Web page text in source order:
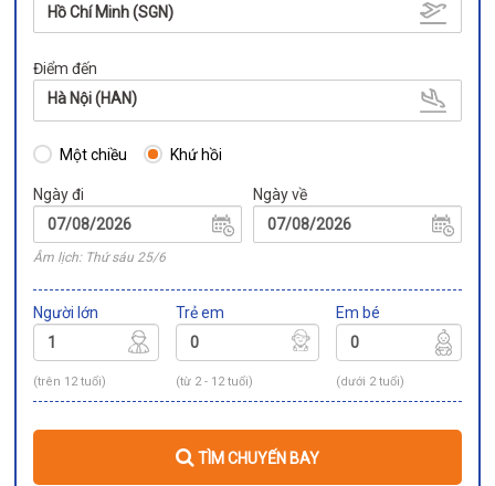
Hồ Chí Minh (SGN)
Điểm đến
Hà Nội (HAN)
Một chiều Khứ hồi
Ngày đi
Âm lịch: Thứ sáu 25/6
Ngày về
Người lớn
(trên 12 tuổi)
Trẻ em
(từ 2 - 12 tuổi)
Em bé
(dưới 2 tuổi)
TÌM CHUYẾN BAY